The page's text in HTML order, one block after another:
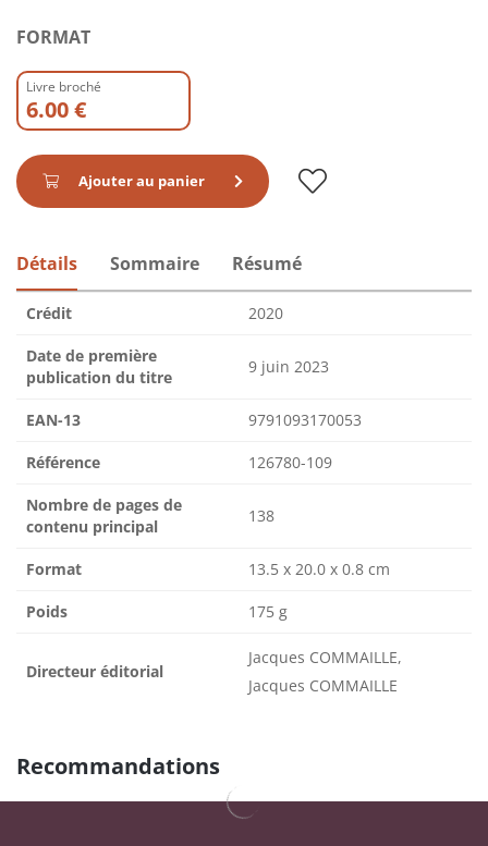
FORMAT
Livre broché
6.00 €
Ajouter au panier
Détails Sommaire Résumé
Crédit 2020
Date de première
publication du titre
9 juin 2023
EAN-13 9791093170053
Référence 126780-109
Nombre de pages de
contenu principal
138
Format 13.5 x 20.0 x 0.8 cm
Poids 175 g
Directeur éditorial
Jacques COMMAILLE,
Jacques COMMAILLE
Recommandations